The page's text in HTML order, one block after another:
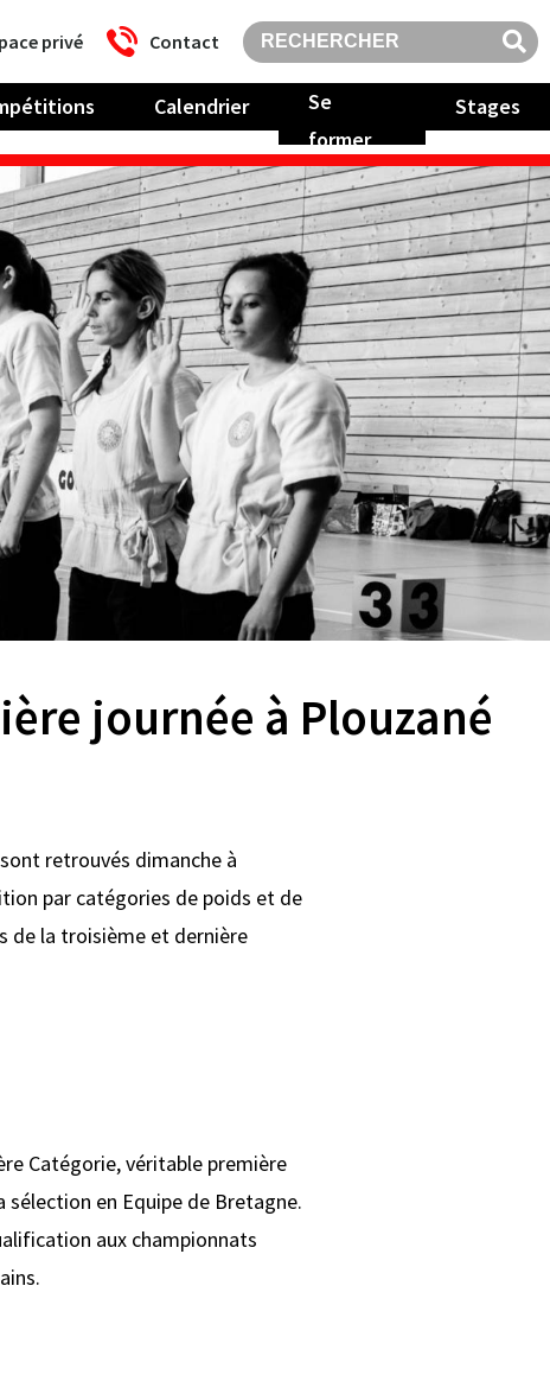
privé Contact
Calendrier
Se
former
Stages
journée à Plouzané
retrouvés dimanche à
par catégories de poids et de
de la troisième et dernière
Catégorie, véritable première
en Equipe de Bretagne.
aux championnats